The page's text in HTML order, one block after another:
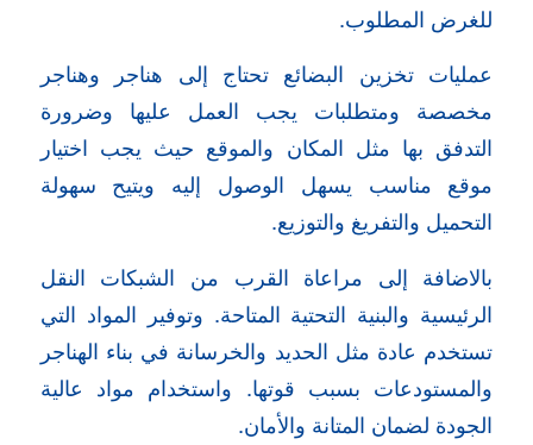
للغرض المطلوب.
عمليات تخزين البضائع تحتاج إلى هناجر وهناجر
مخصصة ومتطلبات يجب العمل عليها وضرورة
التدفق بها مثل المكان والموقع حيث يجب اختيار
موقع مناسب يسهل الوصول إليه ويتيح سهولة
التحميل والتفريغ والتوزيع.
بالاضافة إلى مراعاة القرب من الشبكات النقل
الرئيسية والبنية التحتية المتاحة. وتوفير المواد التي
تستخدم عادة مثل الحديد والخرسانة في بناء الهناجر
والمستودعات بسبب قوتها. واستخدام مواد عالية
الجودة لضمان المتانة والأمان.